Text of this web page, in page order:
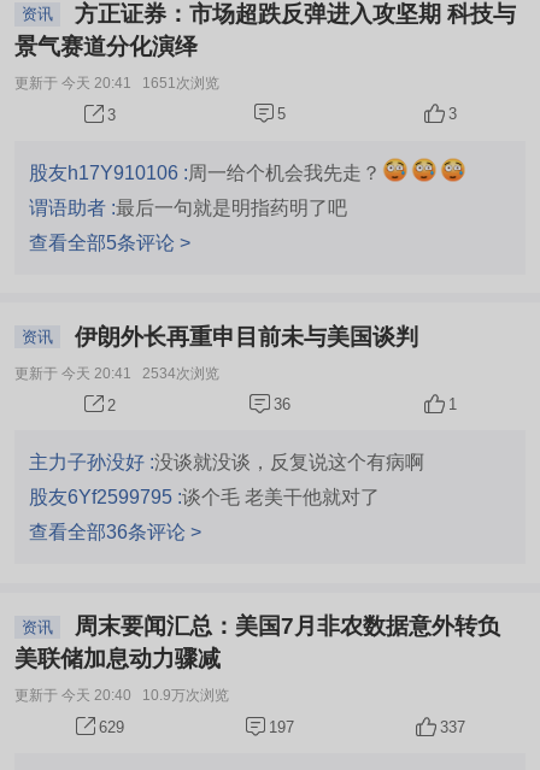
资讯
方正证券：市场超跌反弹进入攻坚期 科技与
景气赛道分化演绎
更新于 今天 20:41 1651次浏览
3 5 3
股友h17Y910106 : 周一给个机会我先走？
谓语助者 :最后一句就是明指药明了吧
查看全部5条评论 >
资讯 伊朗外长再重申目前未与美国谈判
更新于 今天 20:41 2534次浏览
2 36 1
主力子孙没好 :没谈就没谈，反复说这个有病啊
股友6Yf2599795 :谈个毛 老美干他就对了
查看全部36条评论 >
资讯
美联储加息动力骤减
更新于 今天 20:40 10.9万次浏览
629 197 337